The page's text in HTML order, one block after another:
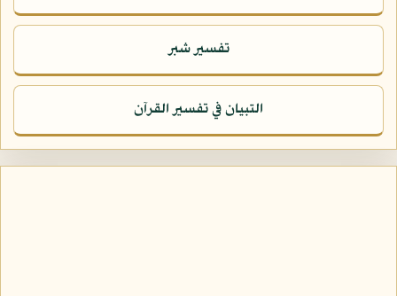
تفسير شبر
التبيان في تفسير القرآن